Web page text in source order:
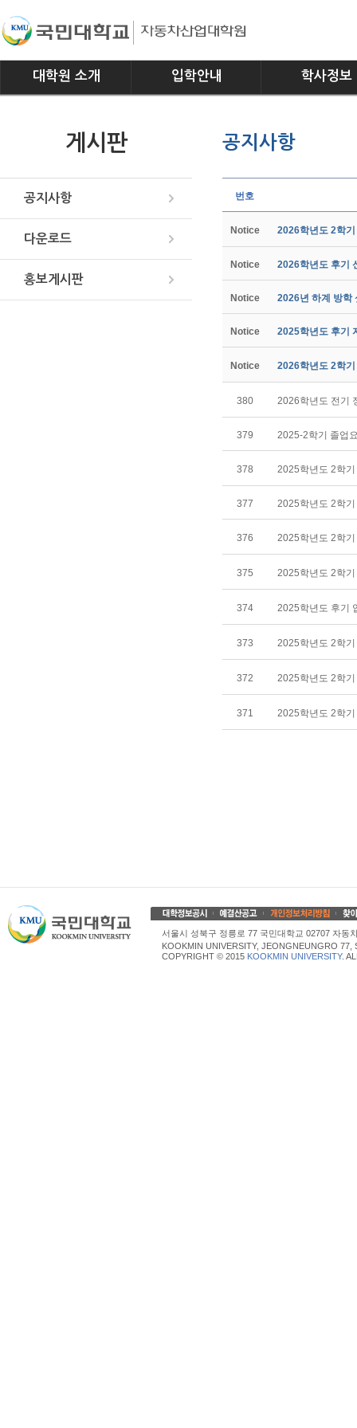
대학원 소개 입학안내 학사정보
교과과정
게시판
공지사항
다운로드
홍보게시판
공지사항
번호
Notice 2026학년도 2학
Notice 2026학년도 후기
Notice 2026년 하계 방학
Notice 2025학년도 후기
Notice 2026학년도 2학
380 2026학년도 전기
379 2025-2학기 졸업
378 2025학년도 2학
377 2025학년도 2학
376 2025학년도 2학
375 2025학년도 2학
374 2025학년도 후기
373 2025학년도 2학
372 2025학년도 2학
371 2025학년도 2학
서울시 성북구 정릉로 77 국민대학교 02707 자동
KOOKMIN UNIVERSITY, JEONGNEUNGRO
COPYRIGHT © 2015 KOOKMIN UNIVERSITY.